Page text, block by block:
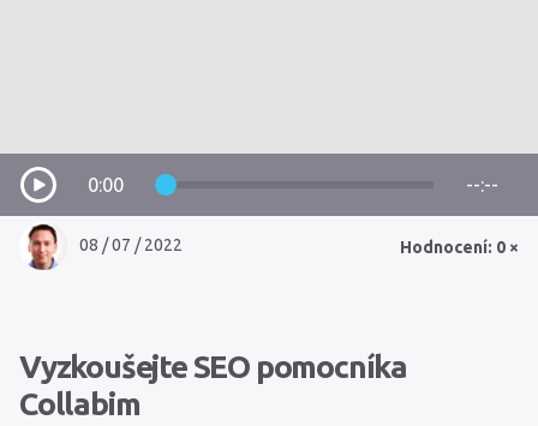
08 / 07 / 2022 Hodnocení: 0 ×
0:00 --:--
Vyzkoušejte SEO pomocníka
Collabim